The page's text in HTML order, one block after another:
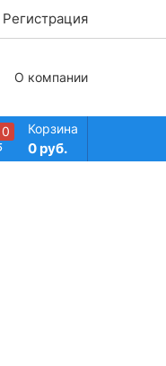
Регистрация
О компании
0 Корзина
0 руб.